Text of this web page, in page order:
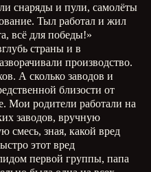
снаряды и пули, самолёты
Тыл работал и жил
всё для победы!»
страны и в
производство.
А сколько заводов и
близости от
Мои родители работали на
заводов, вручную
смесь, зная, какой вред
этот вред
первой группы, папа